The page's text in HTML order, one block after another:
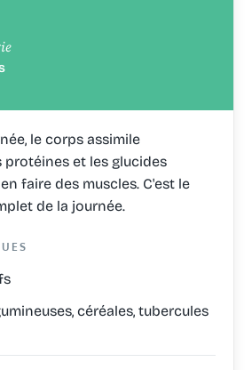
le corps assimile
et les glucides
faire des muscles. C'est le
de la journée.
céréales, tubercules